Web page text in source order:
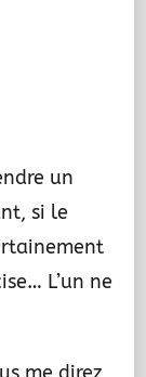
un
si le
L’un ne